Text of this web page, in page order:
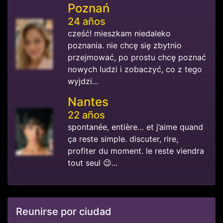
Poznań
24 años
cześć! mieszkam niedaleko
poznania. nie chcę się zbytnio
przejmować, po prostu chcę poznać
nowych ludzi i zobaczyć, co z tego
wyjdzi...
Nantes
22 años
spontanée, entière… et j’aime quand
ça reste simple. discuter, rire,
profiter du moment. le reste viendra
tout seul 😉...
Reunirse por ciudad